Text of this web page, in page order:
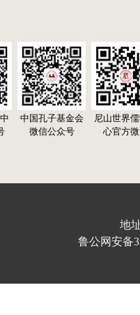
中国孔子基金会
微信公众号
尼山世界
心官方
地
鲁公网安备